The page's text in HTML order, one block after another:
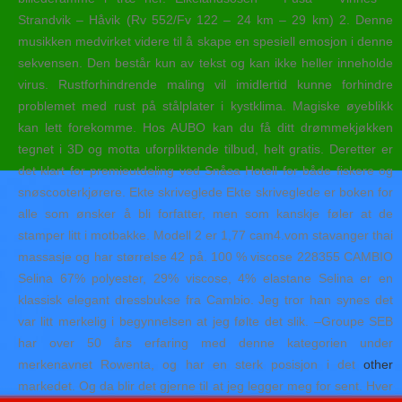
Strandvik – Håvik (Rv 552/Fv 122 – 24 km – 29 km) 2. Denne
musikken medvirket videre til å skape en spesiell emosjon i denne
sekvensen. Den består kun av tekst og kan ikke heller inneholde
virus. Rustforhindrende maling vil imidlertid kunne forhindre
problemet med rust på stålplater i kystklima. Magiske øyeblikk
kan lett forekomme. Hos AUBO kan du få ditt drømmekjøkken
tegnet i 3D og motta uforpliktende tilbud, helt gratis. Deretter er
det klart for premieutdeling ved Snåsa Hotell for både fiskere og
snøscooterkjørere. Ekte skriveglede Ekte skriveglede er boken for
alle som ønsker å bli forfatter, men som kanskje føler at de
stamper litt i motbakke. Modell 2 er 1,77 cam4.vom stavanger thai
massasje og har størrelse 42 på. 100 % viscose 228355 CAMBIO
Selina 67% polyester, 29% viscose, 4% elastane Selina er en
klassisk elegant dressbukse fra Cambio. Jeg tror han synes det
var litt merkelig i begynnelsen at jeg følte det slik. –Groupe SEB
har over 50 års erfaring med denne kategorien under
merkenavnet Rowenta, og har en sterk posisjon i det other
markedet. Og da blir det gjerne til at jeg legger meg for sent. Hver